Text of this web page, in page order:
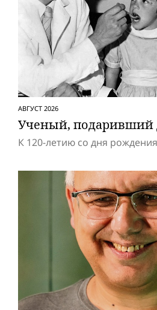
АВГУСТ 2026
Ученый, подаривший
К 120-летию со дня